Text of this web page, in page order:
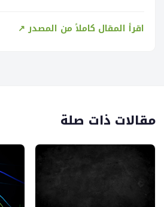
اقرأ المقال كاملاً من المصدر ↗
مقالات ذات صلة